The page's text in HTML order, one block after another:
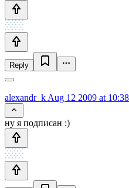
Reply
alexandr_k Aug 12 2009 at 10:38
ну я подписан :)